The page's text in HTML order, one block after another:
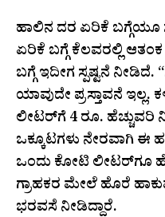
ಹಾಲಿನ ದರ ಏರಿಕೆ ಬಗ್ಗೆಯೂ
ಏರಿಕೆ ಬಗ್ಗೆ ಕೆಲವರಲ್ಲಿ
ಬಗ್ಗೆ ಇದೀಗ ಸ್ಪಷ್ಟನೆ
ಯಾವುದೇ ಪ್ರಸ್ತಾವನೆ
ಲೀಟರ್‌ಗೆ 4 ರೂ. ಹೆಚ್ಚುವರಿ
ಒಕ್ಕೂಟಗಳು ನೇರವಾಗಿ ಈ
ಒಂದು ಕೋಟಿ ಲೀಟರ್‌ಗೂ
ಗ್ರಾಹಕರ ಮೇಲೆ ಹೊರೆ
ಭರವಸೆ ನೀಡಿದ್ದಾರೆ.